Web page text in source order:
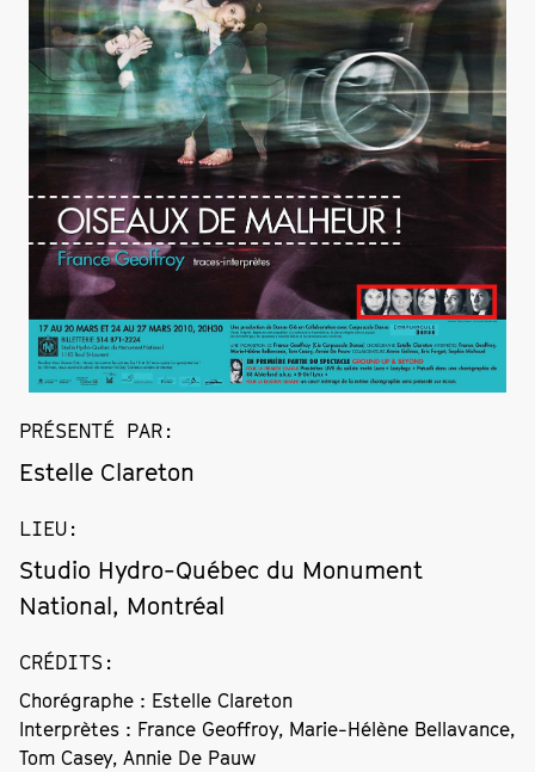
PRÉSENTÉ PAR :
Estelle Clareton
LIEU :
Studio Hydro-Québec du Monument
National, Montréal
CRÉDITS :
Chorégraphe : Estelle Clareton
Interprètes : France Geoffroy, Marie-Hélène Bellavance,
Tom Casey, Annie De Pauw